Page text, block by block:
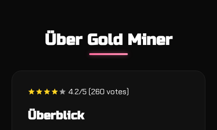
Über Gold Miner
4.2/5 (260 votes)
Überblick